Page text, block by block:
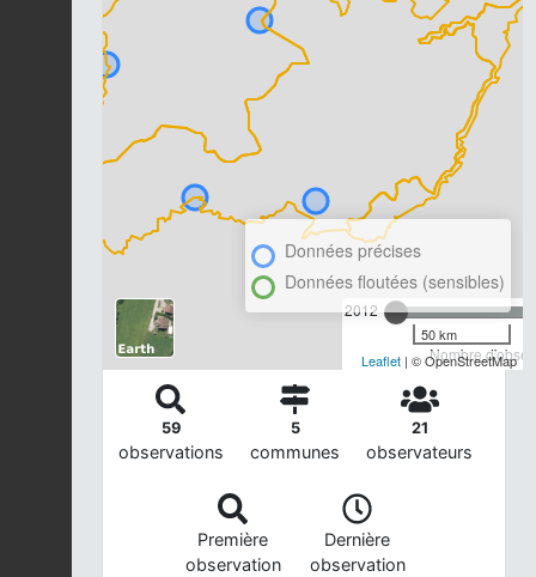
2012
Nombre
Données précises
Données floutées (sensibles)
50 km
Leaflet | © OpenStreetMap
59
observations
5
communes
21
observateurs
Première
observation
Dernière
observation